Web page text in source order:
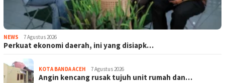
NEWS 7 Agustus 2026
Perkuat ekonomi daerah, ini yang disiapk…
KOTA BANDA ACEH 7 Agustus 2026
Angin kencang rusak tujuh unit rumah dan…